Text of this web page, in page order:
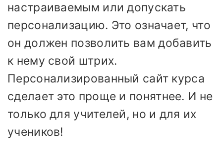
настраиваемым или допускать
персонализацию. Это означает, что
он должен позволить вам добавить
к нему свой штрих.
Персонализированный сайт курса
сделает это проще и понятнее. И не
только для учителей, но и для их
учеников!